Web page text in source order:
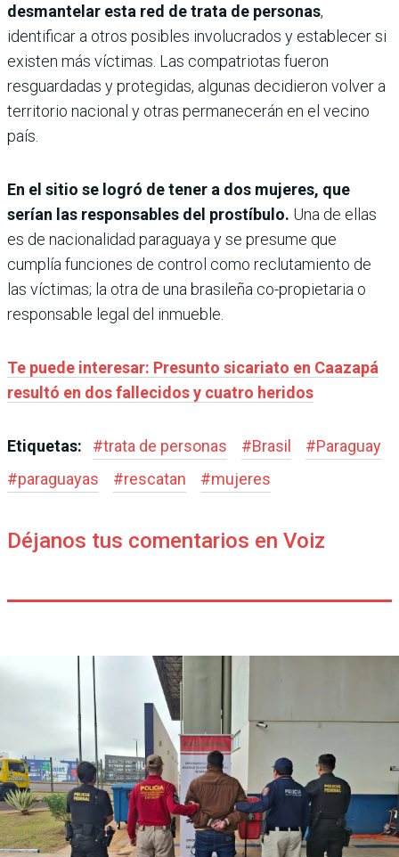
desmantelar esta red de trata de personas,
identificar a otros posibles involucrados y establecer si
existen más víctimas. Las compatriotas fueron
resguardadas y protegidas, algunas decidieron volver a
territorio nacional y otras permanecerán en el vecino
país.
En el sitio se logró de tener a dos mujeres, que
serían las responsables del prostíbulo. Una de ellas
es de nacionalidad paraguaya y se presume que
cumplía funciones de control como reclutamiento de
las víctimas; la otra de una brasileña co-propietaria o
responsable legal del inmueble.
Te puede interesar: Presunto sicariato en Caazapá
resultó en dos fallecidos y cuatro heridos
Etiquetas: #trata de personas #Brasil #Paraguay
#paraguayas #rescatan #mujeres
Déjanos tus comentarios en Voiz